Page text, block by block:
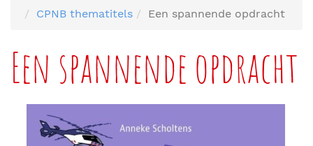
CPNB thematitels
Een spannende opdracht
Een spannende opdracht